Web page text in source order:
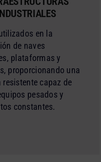
en la
de naves
plataformas y
proporcionando una
resistente capaz de
pesados y
constantes.